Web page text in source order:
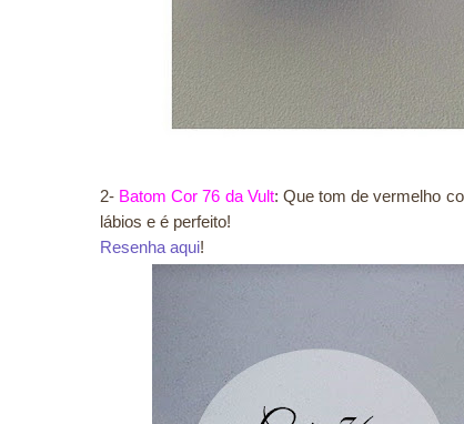
2- Batom Cor 76 da Vult: Que tom de vermelho
lábios e é perfeito!
Resenha aqui!